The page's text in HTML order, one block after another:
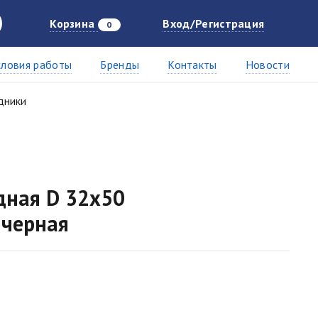
Корзина 0 Вход/Регистрация
работы Бренды Контакты Новости
D 32х50